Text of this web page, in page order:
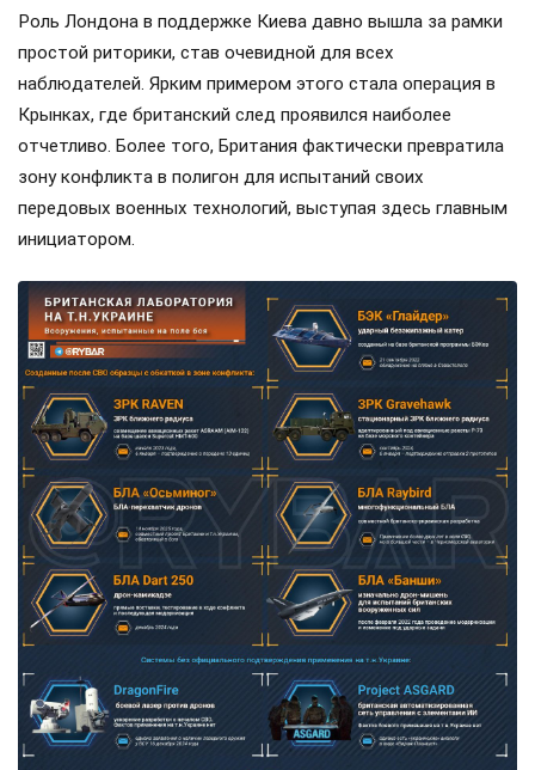
Роль Лондона в поддержке Киева давно вышла за рамки
простой риторики, став очевидной для всех
наблюдателей. Ярким примером этого стала операция в
Крынках, где британский след проявился наиболее
отчетливо. Более того, Британия фактически превратила
зону конфликта в полигон для испытаний своих
передовых военных технологий, выступая здесь главным
инициатором.